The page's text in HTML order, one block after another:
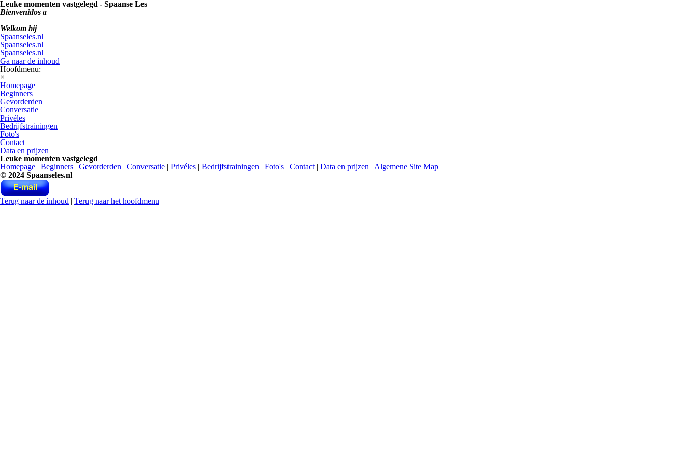
Leuke momenten vastgelegd - Spaanse Les
Bienvenidos a
Welkom bij
Spaanseles.nl
Spaanseles.nl
Spaanseles.nl
Ga naar de inhoud
Hoofdmenu:
×
Homepage
Beginners
Gevorderden
Conversatie
Privéles
Bedrijfstrainingen
Foto's
Contact
Data en prijzen
Leuke momenten vastgelegd
Homepage | Beginners | Gevorderden | Conversatie | Privéles | Bedrijfstrainingen | Foto's | Contact | Data en prijzen | Algemene Site Map
© 2024 Spaanseles.nl
Terug naar de inhoud | Terug naar het hoofdmenu